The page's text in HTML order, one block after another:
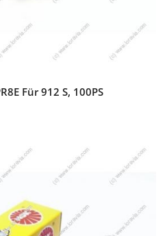
Für 912 S, 100PS